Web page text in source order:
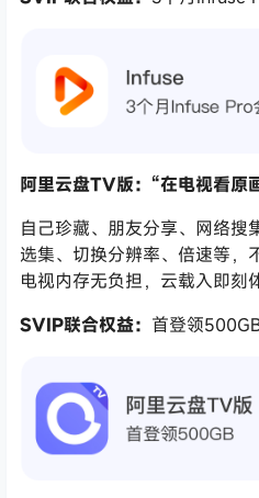
阿里云盘TV版：“在电视看原
自己珍藏、朋友分享、网络搜
选集、切换分辨率、倍速等，
电视内存无负担，云载入即刻
SVIP联合权益： 首登领